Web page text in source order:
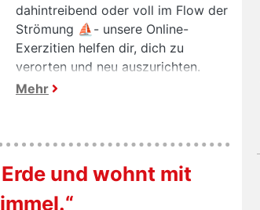
dahintreibend oder voll im Flow der
Strömung ⛵- unsere Online-
Exerzitien helfen dir, dich zu
verorten und neu auszurichten.
Spüre den Ankerpunkten deines
deine Glauben 💬 mit anderen
Mehr
und wohnt mit
“